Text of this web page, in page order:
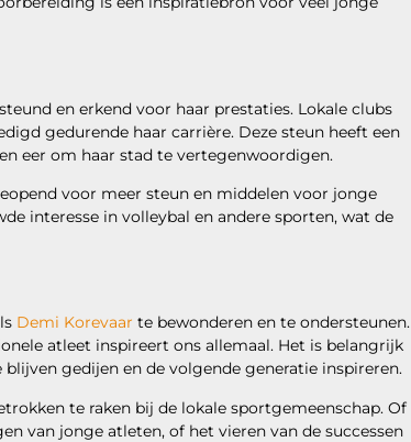
en erkend voor haar prestaties. Lokale clubs
gedurende haar carrière. Deze steun heeft een
eer om haar stad te vertegenwoordigen.
voor meer steun en middelen voor jonge
interesse in volleybal en andere sporten, wat de
Demi Korevaar te bewonderen en te ondersteunen.
atleet inspireert ons allemaal. Het is belangrijk
gedijen en de volgende generatie inspireren.
te raken bij de lokale sportgemeenschap. Of
van jonge atleten, of het vieren van de successen